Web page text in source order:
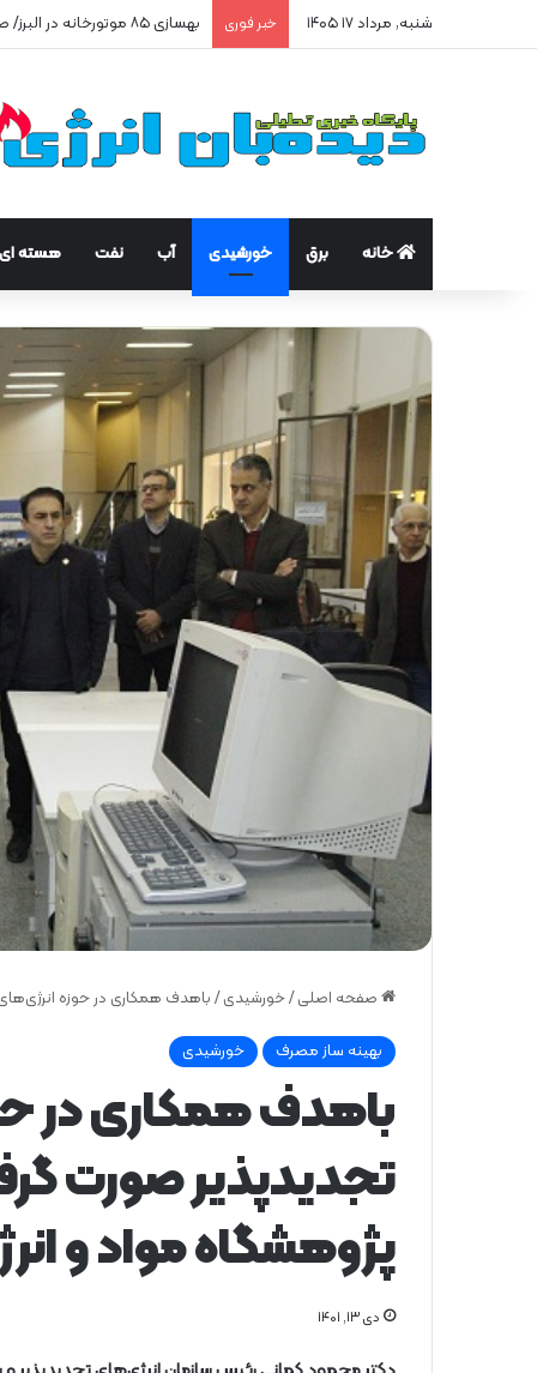
شنبه, مرداد ۱۷ ۱۴۰۵ خبر فوری بهسازی ۸۵ موتورخانه در البرز/ صرفه‌جویی ۲۵۰ هزار مترمکعبی گاز در سه ماه
خانه برق خورشیدی آب نفت هسته ای
صفحه اصلی /خورشیدی / باهدف همکاری در حوزه
بهینه ساز مصرف خورشیدی
باهدف همکاری در
تجدیدپذیر صورت
پژوهشگاه مواد و
دی ۱۳, ۱۴۰۱